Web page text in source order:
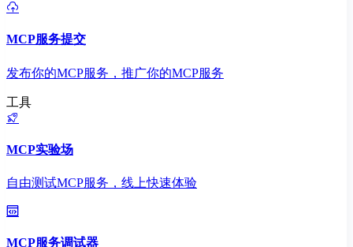
MCP服务提交
发布你的MCP服务，推广你的MCP服务
工具
MCP实验场
自由测试MCP服务，线上快速体验
MCP服务调试器